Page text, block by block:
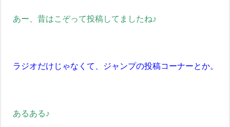
あー、昔はこぞって投稿してましたね♪
ラジオだけじゃなくて、ジャンプの投稿コーナーとか。
あるある♪